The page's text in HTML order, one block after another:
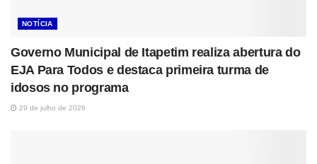
NOTÍCIA
Governo Municipal de Itapetim realiza abertura do
EJA Para Todos e destaca primeira turma de
idosos no programa
29 de julho de 2026